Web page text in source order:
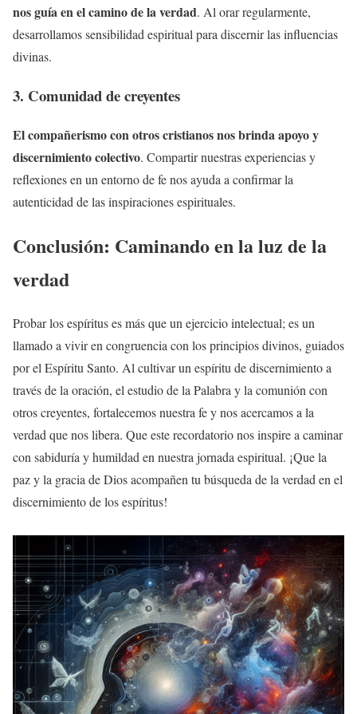
nos guía en el camino de la verdad. Al orar regularmente,
desarrollamos sensibilidad espiritual para discernir las influencias
divinas.
3. Comunidad de creyentes
El compañerismo con otros cristianos nos brinda apoyo y
discernimiento colectivo. Compartir nuestras experiencias y
reflexiones en un entorno de fe nos ayuda a confirmar la
autenticidad de las inspiraciones espirituales.
Conclusión: Caminando en la luz de la
verdad
Probar los espíritus es más que un ejercicio intelectual; es un
llamado a vivir en congruencia con los principios divinos, guiados
por el Espíritu Santo. Al cultivar un espíritu de discernimiento a
través de la oración, el estudio de la Palabra y la comunión con
otros creyentes, fortalecemos nuestra fe y nos acercamos a la
verdad que nos libera. Que este recordatorio nos inspire a caminar
con sabiduría y humildad en nuestra jornada espiritual. ¡Que la
paz y la gracia de Dios acompañen tu búsqueda de la verdad en el
discernimiento de los espíritus!